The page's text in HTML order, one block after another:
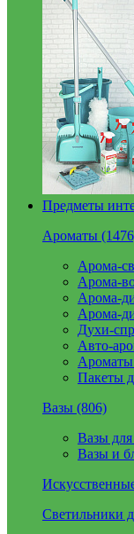
Предметы
Ароматы
Арома-
Арома-
Арома-
Арома-
Духи-
Авто-
Ароматы
Пакеты
Вазы (806)
Вазы
Вазы и
Светильники